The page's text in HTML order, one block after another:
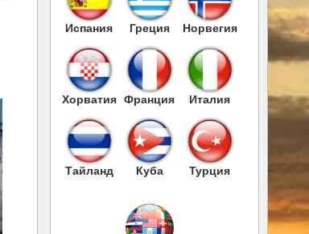
Испания Греция Норвегия
Хорватия Франция Италия
Тайланд Куба Турция